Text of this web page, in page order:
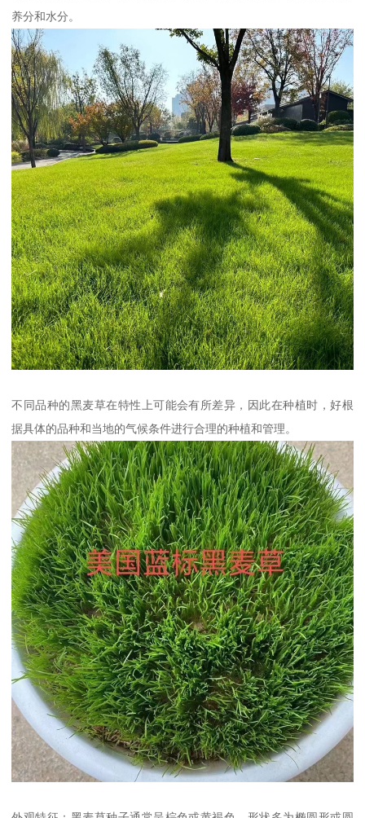
养分和水分。
不同品种的黑麦草在特性上可能会有所差异，因此在种植时，好根
据具体的品种和当地的气候条件进行合理的种植和管理。